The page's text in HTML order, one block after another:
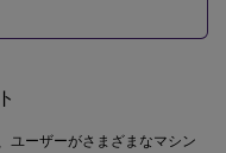
ユーザーがさまざまなマシン